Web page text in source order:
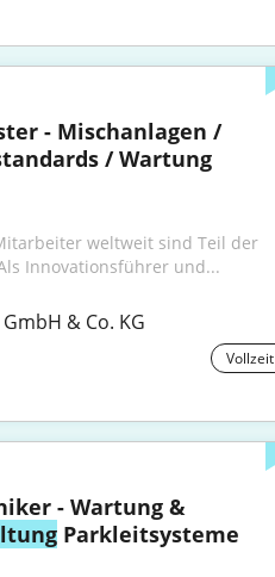
- Mischanlagen /
/ Wartung
weltweit sind Teil der
Innovationsführer und...
& Co. KG
Vollzeit
Parkleitsysteme